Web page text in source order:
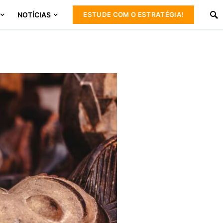
NOTÍCIAS ESTUDE COM O ESTRATÉGIA!